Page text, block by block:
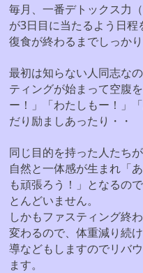
毎月、一番デトックス力
が3日目に当たるよう日
復食が終わるまでしっか
最初は知らない人同志な
ティングが始まって空腹
ー！」「わたしもー！」
だり励ましあったり・・
同じ目的を持った人たち
自然と一体感が生まれ「
も頑張ろう！」となるの
とんどいません。
しかもファスティング終
変わるので、体重減り続
導などもしますのでリバ
ます。